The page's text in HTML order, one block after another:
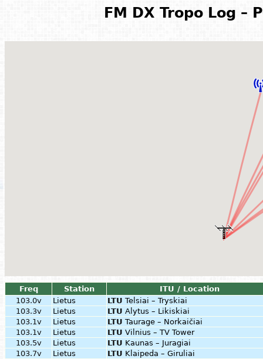
FM DX Tropo Log –
Freq Station
ITU / Location
103.0v
Lietus LTU Telsiai – Tryskiai
103.3v
Lietus LTU Alytus – Likiskiai
103.1v
Lietus LTU Taurage – Norkaičiai
103.1v
Lietus LTU Vilnius – TV Tower
103.5v
Lietus LTU Kaunas – Juragiai
103.7v
Lietus LTU Klaipeda – Giruliai